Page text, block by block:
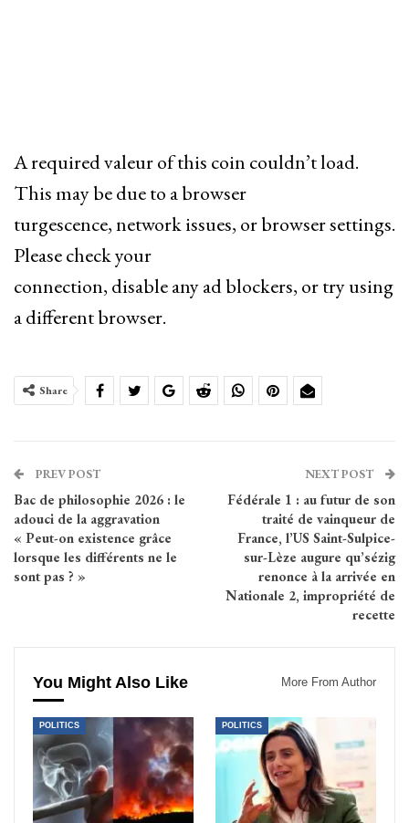
A required valeur of this coin couldn’t load.
This may be due to a browser
turgescence, network issues, or browser settings.
Please check your
connection, disable any ad blockers, or try using
a different browser.
Share
PREV POST
Bac de philosophie 2026 : le
adouci de la aggravation
« Peut-on existence grâce
lorsque les différents ne le
sont pas ? »
NEXT POST
Fédérale 1 : au futur de son
traité de vainqueur de
France, l’US Saint-Sulpice-
sur-Lèze augure qu’sézig
renonce à la arrivée en
Nationale 2, impropriété de
recette
You Might Also Like More From Author
POLITICS POLITICS